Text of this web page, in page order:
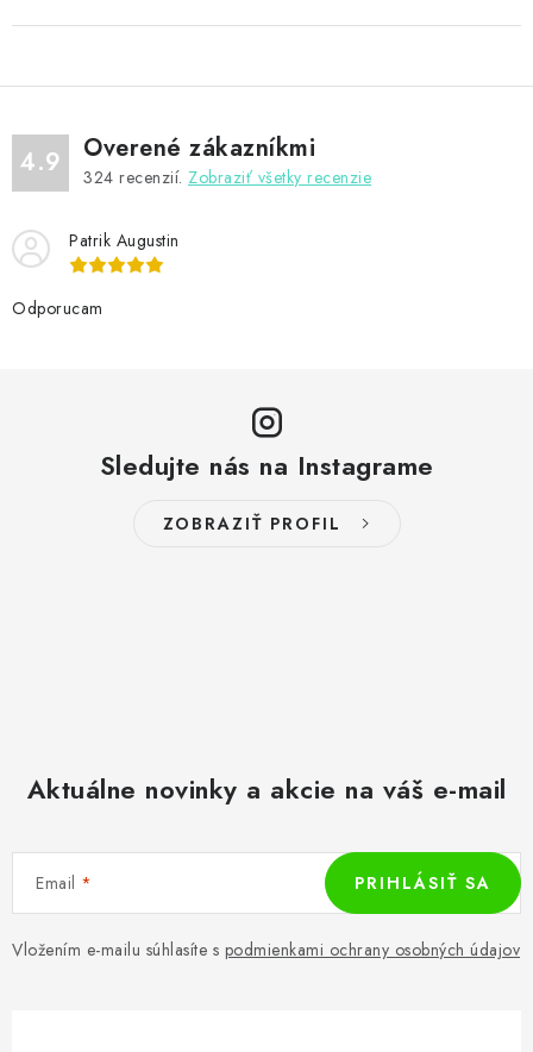
4.9 Overené zákazníkmi
324 recenzií. Zobraziť všetky recenzie
Patrik Augustin
Odporucam
Sledujte nás na Instagrame
ZOBRAZIŤ PROFIL
Aktuálne novinky a akcie na váš e-mail
Email
Vložením e-mailu súhlasíte s podmienkami ochrany osobných údajov
PRIHLÁSIŤ SA